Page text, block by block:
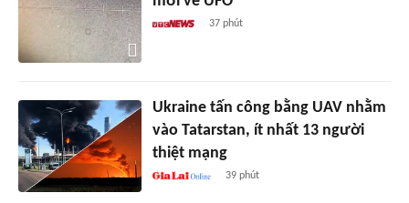
37 phút
Ukraine tấn công bằng UAV nhằm
vào Tatarstan, ít nhất 13 người
thiệt mạng
39 phút